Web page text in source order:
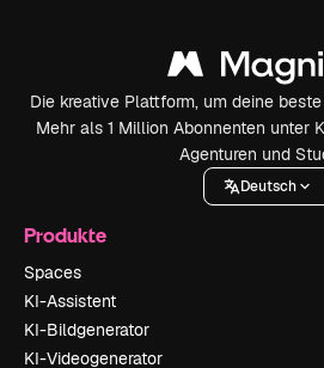
Die kreative Plattform, um deine
Mehr als 1 Million Abonnenten unter
Agenturen und
Deutsch
Produkte
Spaces
KI-Assistent
KI-Bildgenerator
KI-Videogenerator